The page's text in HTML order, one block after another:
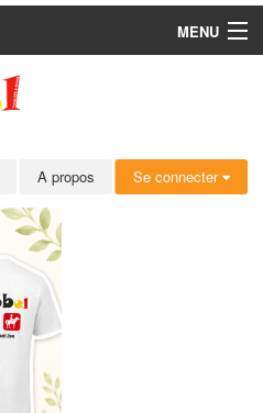
MENU
A propos Se connecter